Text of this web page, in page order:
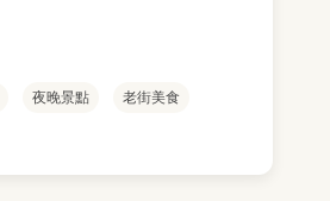
夜晚景點 老街美食